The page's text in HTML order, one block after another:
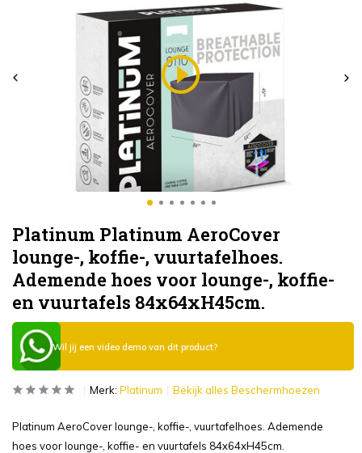
Platinum Platinum AeroCover
lounge-, koffie-, vuurtafelhoes.
Ademende hoes voor lounge-, koffie-
en vuurtafels 84x64xH45cm.
Wil jij een video demo van dit product?
Merk: Platinum Bekijk alles Beschermhoezen
Platinum AeroCover lounge-, koffie-, vuurtafelhoes. Ademende
hoes voor lounge-, koffie- en vuurtafels 84x64xH45cm.